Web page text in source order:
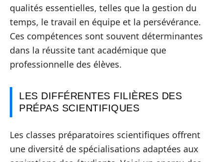
qualités essentielles, telles que la gestion du
temps, le travail en équipe et la persévérance.
Ces compétences sont souvent déterminantes
dans la réussite tant académique que
professionnelle des élèves.
LES DIFFÉRENTES FILIÈRES DES
PRÉPAS SCIENTIFIQUES
Les classes préparatoires scientifiques offrent
une diversité de spécialisations adaptées aux